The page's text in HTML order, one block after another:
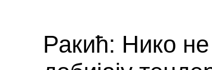
Ракић: Нико